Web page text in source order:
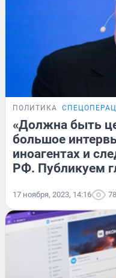
ПОЛИТИКА
«Должна быть
большое
иноагентах и
РФ. Публикуем
17 ноября, 2023, 14:16